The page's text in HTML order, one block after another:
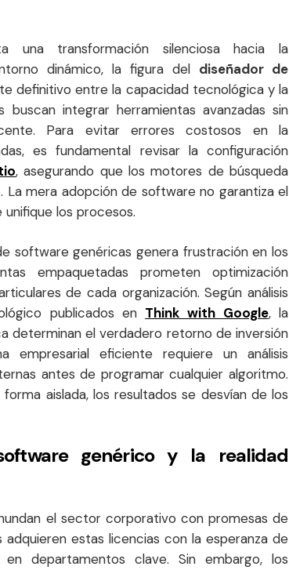
una transformación silenciosa hacia la
dinámico, la figura del diseñador de
definitivo entre la capacidad tecnológica y la
buscan integrar herramientas avanzadas sin
Para evitar errores costosos en la
es fundamental revisar la configuración
, asegurando que los motores de búsqueda
mera adopción de software no garantiza el
los procesos.
software genéricas genera frustración en los
empaquetadas prometen optimización
de cada organización. Según análisis
publicados en Think with Google, la
determinan el verdadero retorno de inversión
empresarial eficiente requiere un análisis
antes de programar cualquier algoritmo.
aislada, los resultados se desvían de los
genérico y la realidad
el sector corporativo con promesas de
estas licencias con la esperanza de
departamentos clave. Sin embargo, los